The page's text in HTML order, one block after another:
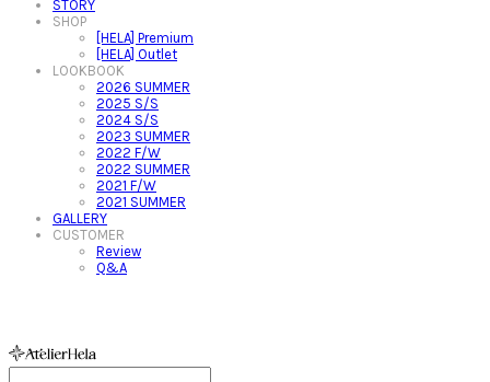
STORY
SHOP
[HELA] Premium
[HELA] Outlet
LOOKBOOK
2026 SUMMER
2025 S/S
2024 S/S
2023 SUMMER
2022 F/W
2022 SUMMER
2021 F/W
2021 SUMMER
GALLERY
CUSTOMER
Review
Q&A